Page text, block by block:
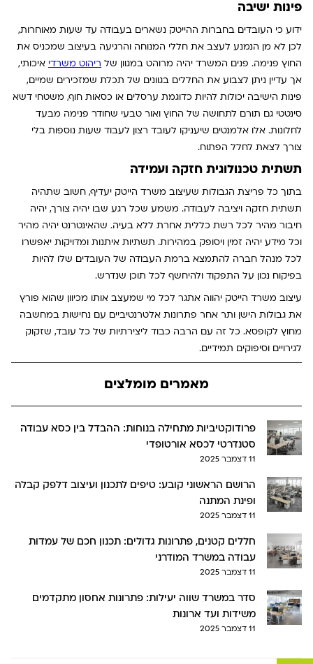
פינות ישיבה
ידוע כי העובדים בחברות ההייטק נשארים בעבודה עד שעות מאוחרות,
לכן לא מן הנמנע לעצב את חללי המנוחה והרגיעה בעיצוב שמכניס את
החוץ פנימה. פנים המשרד יהיה מרוהט במגוון של ריהוט משרדי איכותי,
אך עדיין ניתן לצבוע את החללים בגוונים של תכלת שמזכירים שמיים,
פינות הישיבה יכולות להיות כדוגמת ערסלים או כסאות חוף, משטחי דשא
סינטטי גם תורם לתחושה של החוץ ואור טבעי שחודר פנימה מבעד
לחלונות. אלו אלמנטים שיעניקו לעובד רצון לעבוד שעות נוספות בלי
צורך לצאת לחלל הפתוח.
תשתית טכנולוגית חזקה ועמידה
בתוך כל פריצת הגבולות שעיצוב משרד הייטק יעדיף, חשוב שתהיה
תשתית חזקה ויציבה לעבודה. משמע שכל רגע שבו יהיה צורך, יהיה
חיבור מהיר לכל רשת כללית אחרת ללא בעיה. שהאינטרנט יהיה מהיר
וכל מידע יהיה זמין ויסופק במהירות. תשתיות איתנות ומדויקות יאפשרו
לכל מנהל חברה להתמצא ברמת העבודה של העובדים שלו להיות
בפיקוח נכון על התפקוד ולהיחשף לכל תוכן שנדרש.
עיצוב משרד הייטק יהווה אתגר לכל מי שמעצב אותו מכיוון שהוא פורץ
את גבולות הישן ותר אחר פתרונות אלטרנטיביים עם נחישות במחשבה
מחוץ לקופסא. כל זה עם הרבה כבוד ליצירתיות של כל עובד, שזקוק
לגירויים וסיפוקים תמידיים.
מאמרים מומלצים
פרודוקטיביות מתחילה בנוחות: ההבדל בין כסא עבודה
סטנדרטי לכסא אורטופדי
11 דצמבר 2025
הרושם הראשוני קובע: טיפים לתכנון ועיצוב דלפק קבלה
ופינת המתנה
11 דצמבר 2025
חללים קטנים, פתרונות גדולים: תכנון חכם של עמדות
עבודה במשרד המודרני
11 דצמבר 2025
סדר במשרד שווה יעילות: פתרונות אחסון מתקדמים
משידות ועד ארונות
11 דצמבר 2025